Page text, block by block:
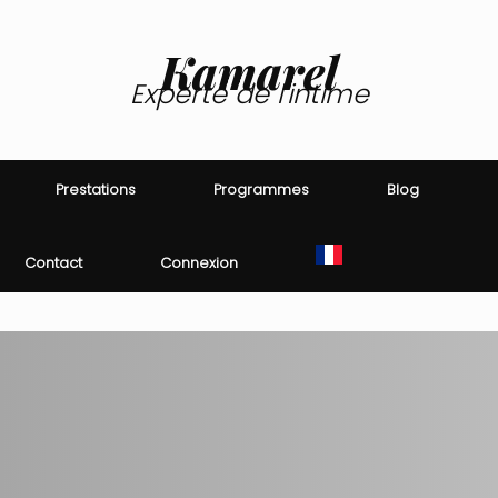
Kamarel
Experte de l'intime
Prestations Programmes Blog
Contact Connexion